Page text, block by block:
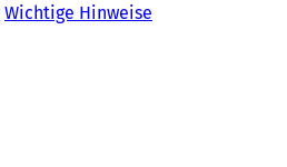
Wichtige Hinweise